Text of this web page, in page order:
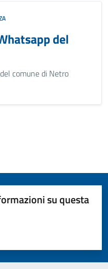
del
comune di Netro
su questa
5